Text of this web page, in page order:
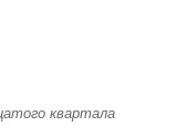
квартала